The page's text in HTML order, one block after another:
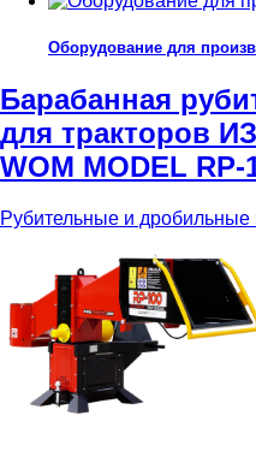
Оборудование для
Барабанная
для тракторов
WOM MODEL RP-
Рубительные и